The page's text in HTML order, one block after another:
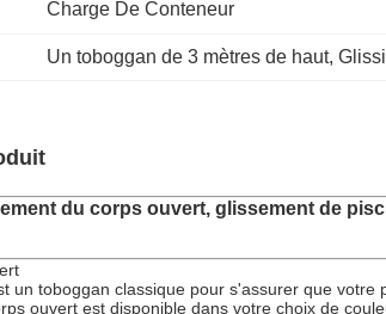
Charge De Conteneur
Un toboggan de 3 mètres de haut,
du corps ouvert, glissement de
un toboggan classique pour s'assurer que votre
ouvert est disponible dans votre choix de